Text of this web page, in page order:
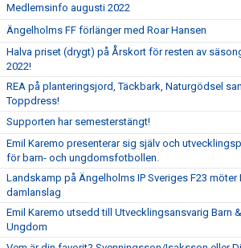
Medlemsinfo augusti 2022
Ängelholms FF förlänger med Roar Hansen
Halva priset (drygt) på Årskort för resten av
2022!
REA på planteringsjord, Täckbark, Naturgödsel
Toppdress!
Supporten har semesterstängt!
Emil Karemo presenterar sig själv och
för barn- och ungdomsfotbollen.
Landskamp på Ängelholms IP Sveriges F23 möter
damlanslag
Emil Karemo utsedd till Utvecklingsansvarig Barn &
Ungdom